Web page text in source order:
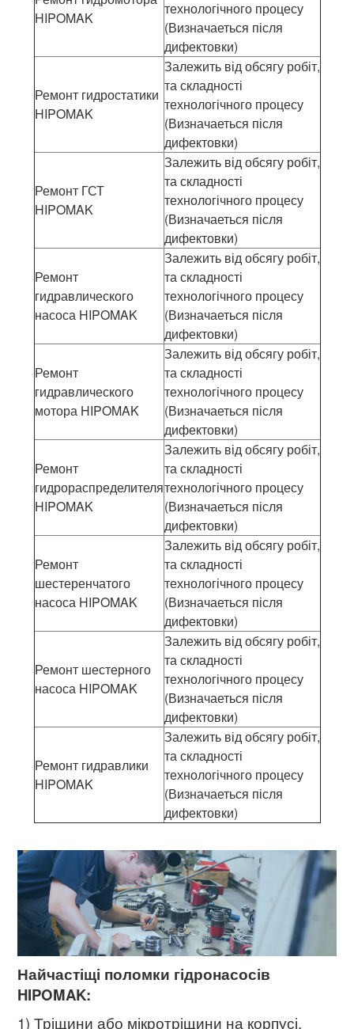
HIPOMAK
технологічного процесу
(Визначаеться після
дифектовки)
Ремонт гидростатики
HIPOMAK
Залежить від обсягу робіт,
та складності
технологічного процесу
(Визначаеться після
дифектовки)
Ремонт ГСТ
HIPOMAK
Залежить від обсягу робіт,
та складності
технологічного процесу
(Визначаеться після
дифектовки)
Ремонт
гидравлического
насоса HIPOMAK
Залежить від обсягу робіт,
та складності
технологічного процесу
(Визначаеться після
дифектовки)
Ремонт
гидравлического
мотора HIPOMAK
Залежить від обсягу робіт,
та складності
технологічного процесу
(Визначаеться після
дифектовки)
Ремонт
гидрораспределителя
HIPOMAK
Залежить від обсягу робіт,
та складності
технологічного процесу
(Визначаеться після
дифектовки)
Ремонт
шестеренчатого
насоса HIPOMAK
Залежить від обсягу робіт,
та складності
технологічного процесу
(Визначаеться після
дифектовки)
Ремонт шестерного
насоса HIPOMAK
Залежить від обсягу робіт,
та складності
технологічного процесу
(Визначаеться після
дифектовки)
Ремонт гидравлики
HIPOMAK
Залежить від обсягу робіт,
та складності
технологічного процесу
(Визначаеться після
дифектовки)
Найчастіщі поломки гідронасосів
HIPOMAK:
1) Тріщини або мікротріщини на корпусі,